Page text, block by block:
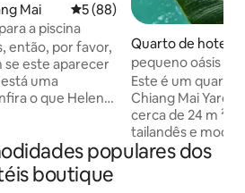
Mai 5 de uma avaliação média
5 (88)
a piscina
então, por favor,
se este aparecer
estou um
acabou que
não são
Quarto de hotel ⋅
Phum
pequeno oásis
Este é um quarto
Chiang Mai Yard
cerca de 24 m ²,
tailandês e
frente para a
populares dos
boutique